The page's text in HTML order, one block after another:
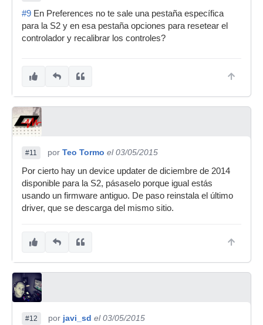
#9 En Preferences no te sale una pestaña específica
para la S2 y en esa pestaña opciones para resetear el
controlador y recalibrar los controles?
#11 por Teo Tormo el 03/05/2015
Por cierto hay un device updater de diciembre de 2014
disponible para la S2, pásaselo porque igual estás
usando un firmware antiguo. De paso reinstala el último
driver, que se descarga del mismo sitio.
#12 por javi_sd el 03/05/2015